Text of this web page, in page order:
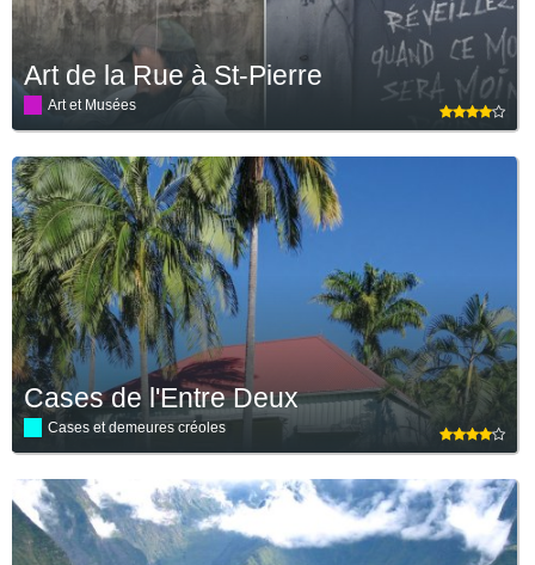
Art de la Rue à St-Pierre
Art et Musées
Cases de l'Entre Deux
Cases et demeures créoles